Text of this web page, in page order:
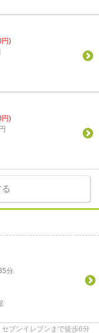
円)
円)
分
ブンイレブンまで徒歩6分